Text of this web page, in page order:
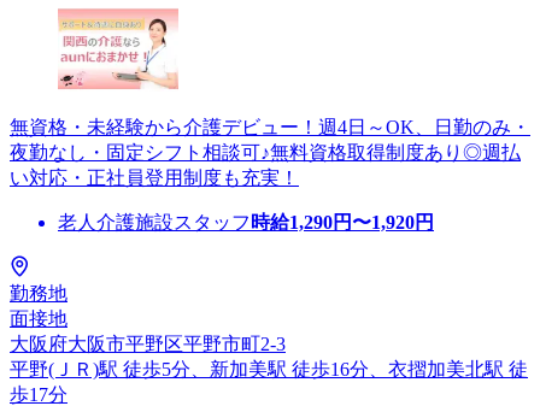
無資格・未経験から介護デビュー！週4日～OK、日勤のみ・
夜勤なし・固定シフト相談可♪無料資格取得制度あり◎週払
い対応・正社員登用制度も充実！
老人介護施設スタッフ 時給1,290円〜1,920円
勤務地
面接地
大阪府大阪市平野区平野市町2-3
平野(ＪＲ)駅 徒歩5分、新加美駅 徒歩16分、衣摺加美北駅 徒
歩17分